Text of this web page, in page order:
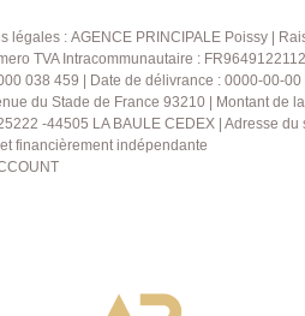
légales : AGENCE PRINCIPALE Poissy |
TVA Intracommunautaire :
038 459 | Date de délivrance : 0000-00-
du Stade de France 93210 | Montant de
-44505 LA BAULE CEDEX | Adresse du
financièrement indépendante